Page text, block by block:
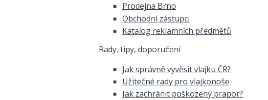
Prodejna Brno
Obchodní zástupci
Katalog reklamních předmětů
Rady, tipy, doporučení
Jak správně vyvěsit vlajku ČR?
Užitečné rady pro vlajkonoše
Jak zachránit poškozený prapor?